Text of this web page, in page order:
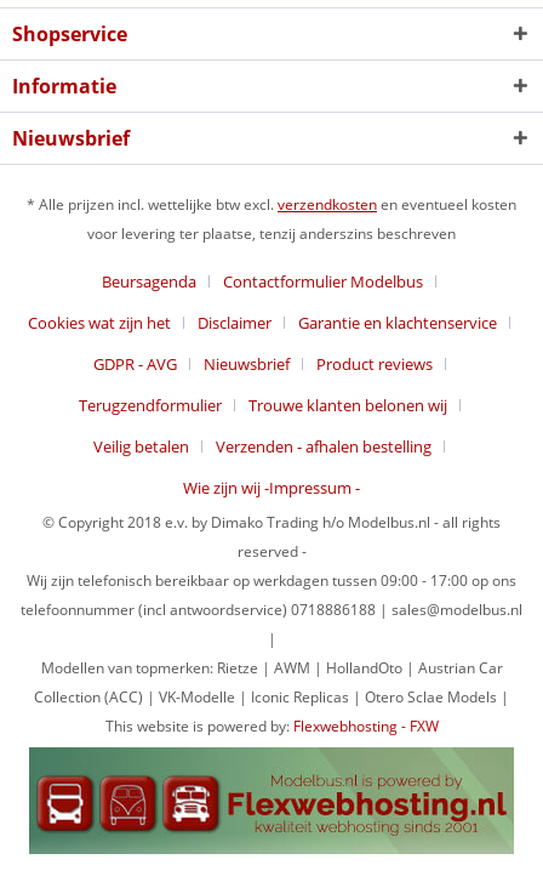
Shopservice
Informatie
Nieuwsbrief
* Alle prijzen incl. wettelijke btw excl.verzendkostenen eventueel kosten
voor levering ter plaatse, tenzij anderszins beschreven
Beursagenda
Contactformulier Modelbus
Cookies wat zijn het
Disclaimer
Garantie en klachtenservice
GDPR - AVG
Nieuwsbrief
Product reviews
Terugzendformulier
Trouwe klanten belonen wij
Veilig betalen
Verzenden - afhalen bestelling
Wie zijn wij -Impressum -
© Copyright 2018 e.v. by Dimako Trading h/o Modelbus.nl - all rights
reserved -
Wij zijn telefonisch bereikbaar op werkdagen tussen 09:00 - 17:00 op ons
telefoonnummer (incl antwoordservice) 0718886188 | sales@modelbus.nl
|
Modellen van topmerken: Rietze | AWM | HollandOto | Austrian Car
Collection (ACC) | VK-Modelle | Iconic Replicas | Otero Sclae Models |
This website is powered by: Flexwebhosting - FXW